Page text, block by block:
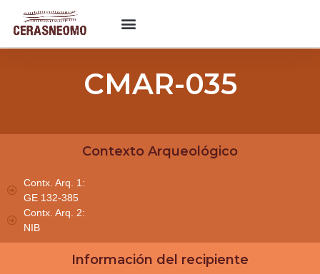
CMAR-035
Contexto Arqueológico
Contx. Arq. 1:
GE 132-385
Contx. Arq. 2:
NIB
Información del recipiente